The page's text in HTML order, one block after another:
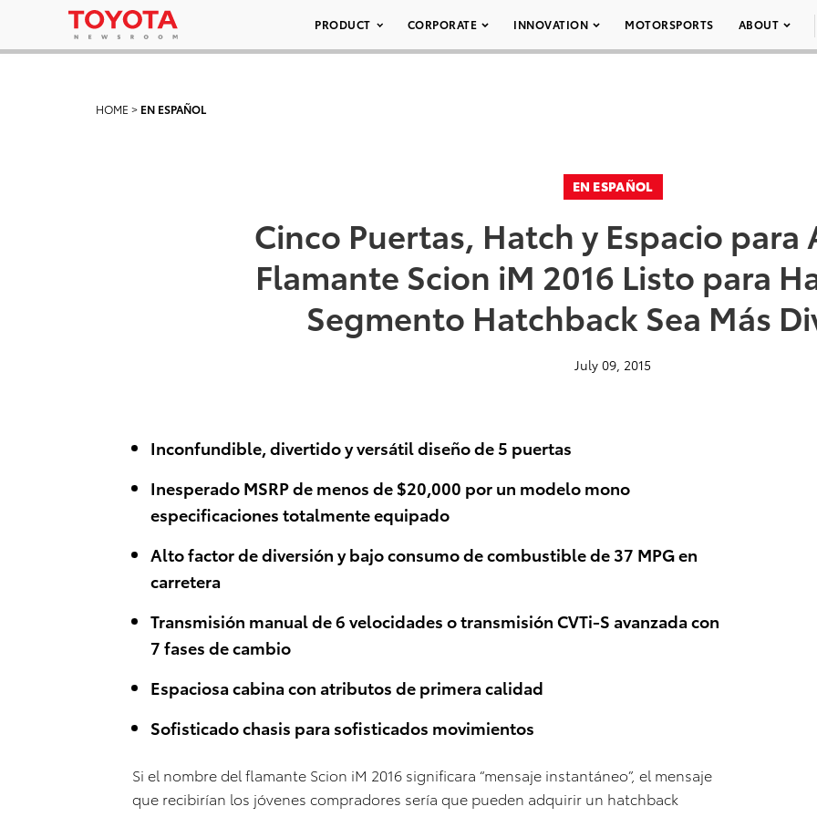
PRODUCT CORPORATE INNOVATION MOTORSPORTS ABOUT
HOME > EN ESPAÑOL
EN ESPAÑOL
Cinco Puertas, Hatch y Espacio para
Flamante Scion iM 2016 Listo para
Segmento Hatchback Sea Más
July 09, 2015
Inconfundible, divertido y versátil diseño de 5 puertas
Inesperado MSRP de menos de $20,000 por un modelo mono
especificaciones totalmente equipado
Alto factor de diversión y bajo consumo de combustible de 37 MPG en
carretera
Transmisión manual de 6 velocidades o transmisión CVTi-S avanzada con
7 fases de cambio
Espaciosa cabina con atributos de primera calidad
Sofisticado chasis para sofisticados movimientos
Si el nombre del flamante Scion iM 2016 significara “mensaje instantáneo”, el mensaje
que recibirían los jóvenes compradores sería que pueden adquirir un hatchback